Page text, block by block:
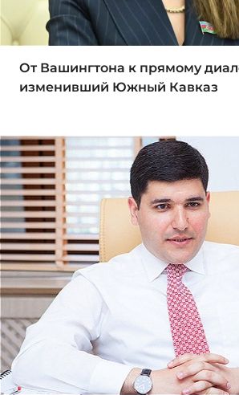
От Вашингтона к прямому
изменивший Южный Кавказ